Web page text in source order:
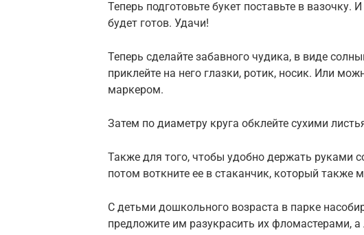
Теперь подготовьте букет поставьте в вазочку.
будет готов. Удачи!
Теперь сделайте забавного чудика, в виде
приклейте на него глазки, ротик, носик. Или
маркером.
Затем по диаметру круга обклейте сухими
Также для того, чтобы удобно держать руками
потом воткните ее в стаканчик, который также
С детьми дошкольного возраста в парке
предложите им разукрасить их фломастерами,